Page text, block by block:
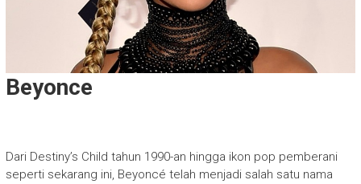
Beyonce
Dari Destiny’s Child tahun 1990-an hingga ikon pop pemberani
seperti sekarang ini, Beyoncé telah menjadi salah satu nama